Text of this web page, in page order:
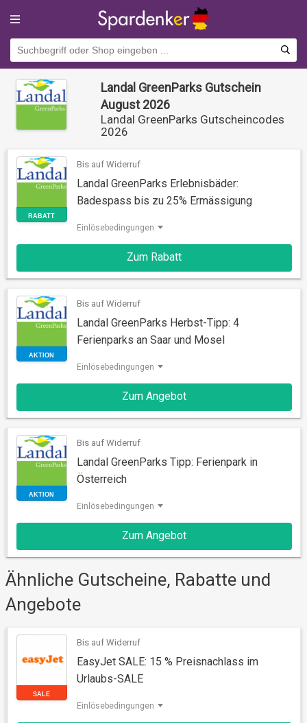
Landal GreenParks Gutschein
August 2026
Landal GreenParks Gutscheincodes
2026
Bis auf Widerruf
Landal GreenParks Erlebnisbäder:
Badespass bis zu 25% Ermässigung
Einlösebedingungen
Zum Rabatt
Bis auf Widerruf
Landal GreenParks Herbst-Tipp: 4
Ferienparks an Saar und Mosel
Einlösebedingungen
Zum Angebot
AKTION
Bis auf Widerruf
Landal GreenParks Tipp: Ferienpark in
Österreich
Einlösebedingungen
Zum Angebot
Ähnliche Gutscheine, Rabatte und
Angebote
Bis auf Widerruf
EasyJet SALE: 15 % Preisnachlass im
Urlaubs-SALE
Einlösebedingungen